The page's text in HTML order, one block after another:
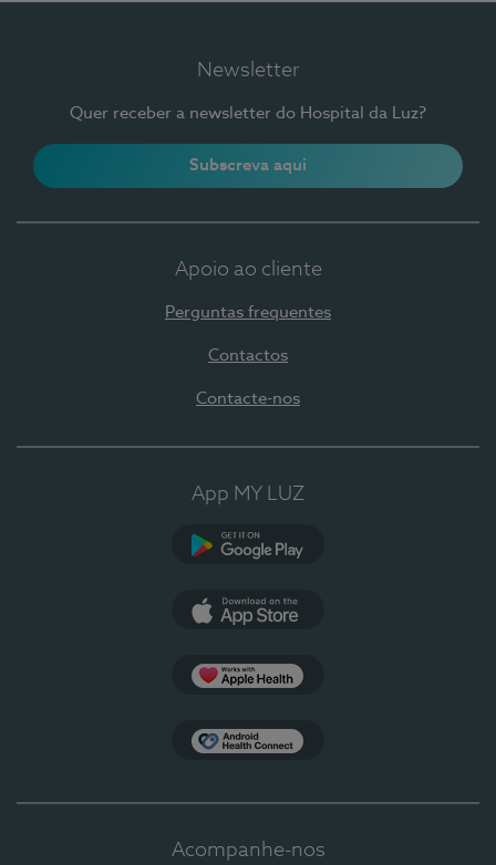
Newsletter
Quer receber a newsletter do Hospital da Luz?
Subscreva aqui
Apoio ao cliente
Perguntas frequentes
Contactos
Contacte-nos
App MY LUZ
Acompanhe-nos